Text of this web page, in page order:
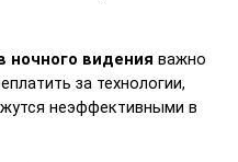
ночного видения важно
за технологии,
неэффективными в